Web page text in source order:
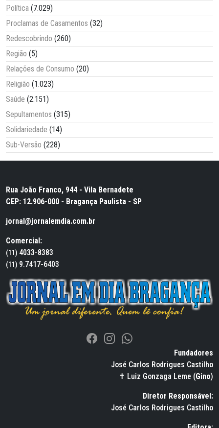
Política (7.029)
Proclamas de Casamentos (32)
Redescobrindo (260)
Região (5)
Relações de Consumo (20)
Religião (1.023)
Saúde (2.151)
Sepultamentos (315)
Solidariedade (14)
Sub-Versão (228)
Rua João Franco, 944 - Vila Bernadete
CEP: 12.906-000 - Bragança Paulista - SP
jornal@jornalemdia.com.br
Comercial:
(11) 4033-8383
(11) 9.7417-6403
Fundadores
José Carlos Rodrigues Castilho
✝ Luiz Gonzaga Leme (Gino)
Diretor Responsável:
José Carlos Rodrigues Castilho